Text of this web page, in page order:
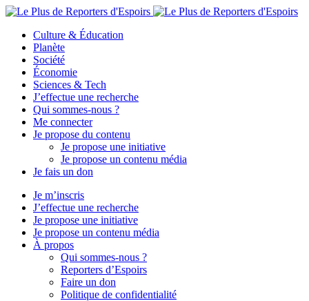
Culture & Éducation
Planète
Société
Économie
Sciences & Tech
J’effectue une recherche
Qui sommes-nous ?
Me connecter
Je propose du contenu
Je propose une initiative
Je propose un contenu média
Je fais un don
Je m’inscris
J’effectue une recherche
Je propose une initiative
Je propose un contenu média
À propos
Qui sommes-nous ?
Reporters d’Espoirs
Faire un don
Politique de confidentialité